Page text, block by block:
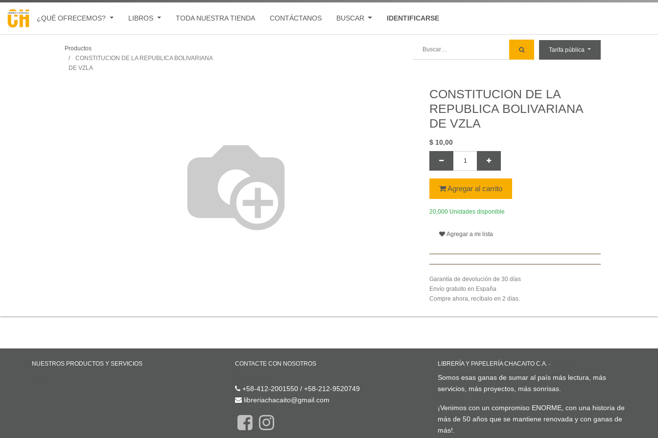
¿QUÉ OFRECEMOS? LIBROS TODA NUESTRA TIENDA CONTÁCTANOS BUSCAR IDENTIFICARSE
Productos
CONSTITUCION DE LA REPUBLICA BOLIVARIANA
DE VZLA
Tarifa pública
CONSTITUCION DE LA
REPUBLICA BOLIVARIANA
DE VZLA
$ 10,00
Agregar al carrito
20,000 Unidades disponible
Agregar a mi lista
Garantía de devolución de 30 días
Envío gratuito en España
Compre ahora, recíbalo en 2 días.
NUESTROS PRODUCTOS Y SERVICIOS CONTACTE CON NOSOTROS
+58-412-2001550 / +58-212-9520749
libreriachacaito@gmail.com
LIBRERÍA Y PAPELERÍA CHACAITO C.A. -
Somos esas ganas de sumar al país más lectura, más
servicios, más proyectos, más sonrisas.
¡Venimos con un compromiso ENORME, con una historia de
más de 50 años que se mantiene renovada y con ganas de
más!.